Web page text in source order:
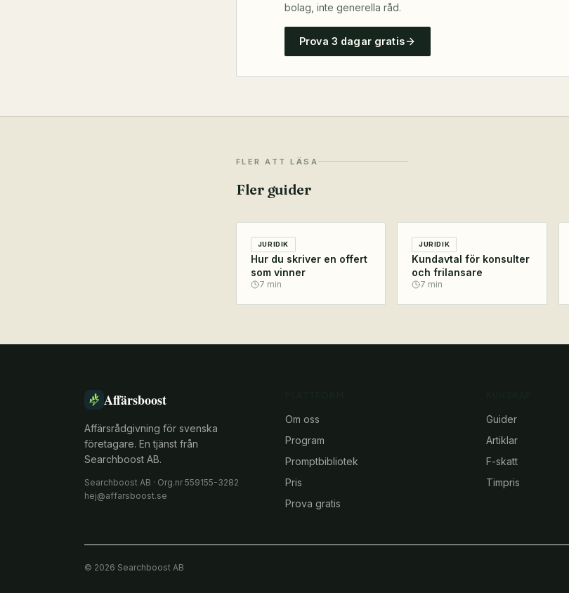
bolag, inte generella råd.
Prova 3 dagar gratis
FLER ATT LÄSA
Fler guider
JURIDIK
Hur du skriver en offert
som vinner
7 min
JURIDIK
Kundavtal för konsulter
och frilansare
7 min
Affärsboost
Affärsrådgivning för svenska
företagare. En tjänst från
Searchboost AB.
Searchboost AB · Org.nr 559155-3282
hej@affarsboost.se
Om oss
Program
Promptbibliotek
Pris
Prova gratis
Guider
Artiklar
F-skatt
Timpris
© 2026 Searchboost AB